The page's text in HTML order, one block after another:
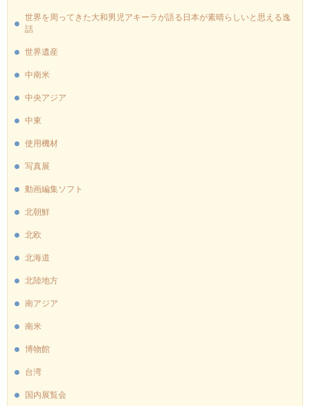
世界を周ってきた大和男児アキーラが語る日本が素晴らしいと思える逸
話
世界遺産
中南米
中央アジア
中東
使用機材
写真展
動画編集ソフト
北朝鮮
北欧
北海道
北陸地方
南アジア
南米
博物館
台湾
国内展覧会